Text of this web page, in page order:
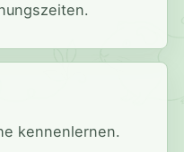
kennenlernen.